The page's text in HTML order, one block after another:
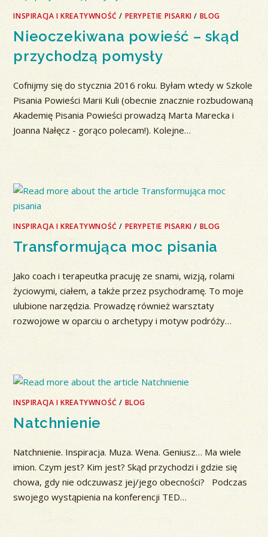
INSPIRACJA I KREATYWNOŚĆ / PERYPETIE PISARKI / BLOG
Nieoczekiwana powieść – skąd
przychodzą pomysły
Cofnijmy się do stycznia 2016 roku. Byłam wtedy w Szkole
Pisania Powieści Marii Kuli (obecnie znacznie rozbudowaną
Akademię Pisania Powieści prowadzą Marta Marecka i
Joanna Nałęcz - gorąco polecam!). Kolejne…
INSPIRACJA I KREATYWNOŚĆ / PERYPETIE PISARKI / BLOG
Transformująca moc pisania
Jako coach i terapeutka pracuję ze snami, wizją, rolami
życiowymi, ciałem, a także przez psychodramę. To moje
ulubione narzędzia. Prowadzę również warsztaty
rozwojowe w oparciu o archetypy i motyw podróży…
INSPIRACJA I KREATYWNOŚĆ / BLOG
Natchnienie
Natchnienie. Inspiracja. Muza. Wena. Geniusz… Ma wiele
imion. Czym jest? Kim jest? Skąd przychodzi i gdzie się
chowa, gdy nie odczuwasz jej/jego obecności? Podczas
swojego wystąpienia na konferencji TED…